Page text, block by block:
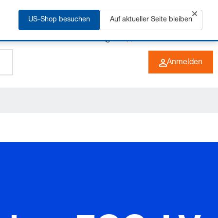
+49 (0) 6266 73-0 DE
Anmelden
US-Shop besuchen Auf aktueller Seite bleiben